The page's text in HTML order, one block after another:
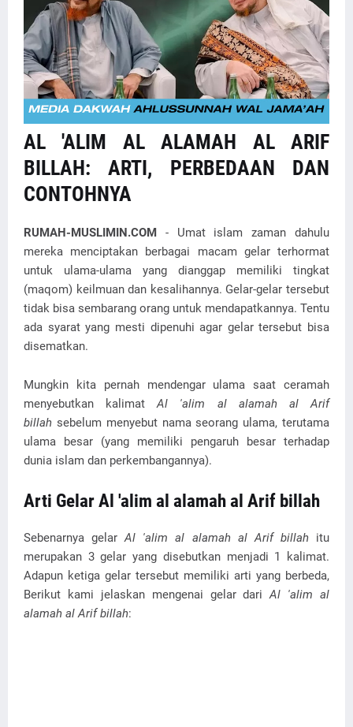
AL 'ALIM AL ALAMAH AL ARIF
BILLAH: ARTI, PERBEDAAN DAN
CONTOHNYA
RUMAH-MUSLIMIN.COM - Umat islam zaman dahulu
mereka menciptakan berbagai macam gelar terhormat
untuk ulama-ulama yang dianggap memiliki tingkat
(maqom) keilmuan dan kesalihannya. Gelar-gelar tersebut
tidak bisa sembarang orang untuk mendapatkannya. Tentu
ada syarat yang mesti dipenuhi agar gelar tersebut bisa
disematkan.
Mungkin kita pernah mendengar ulama saat ceramah
menyebutkan kalimatAl 'alim al alamah al Arif
billah sebelum menyebut nama seorang ulama, terutama
ulama besar (yang memiliki pengaruh besar terhadap
dunia islam dan perkembangannya).
Arti Gelar Al 'alim al alamah al Arif billah
Sebenarnya gelarAl 'alim al alamah al Arif billahitu
merupakan 3 gelar yang disebutkan menjadi 1 kalimat.
Adapun ketiga gelar tersebut memiliki arti yang berbeda,
Berikut kami jelaskan mengenai gelar dariAl 'alim al
alamah al Arif billah: